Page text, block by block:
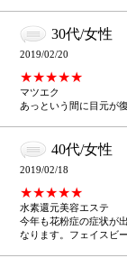
30代/女性
2019/02/20
★★★★★
マツエク
あっという間に目元が
40代/女性
2019/02/18
★★★★★
水素還元美容エステ
今年も花粉症の症状が
なります。フェイスビ